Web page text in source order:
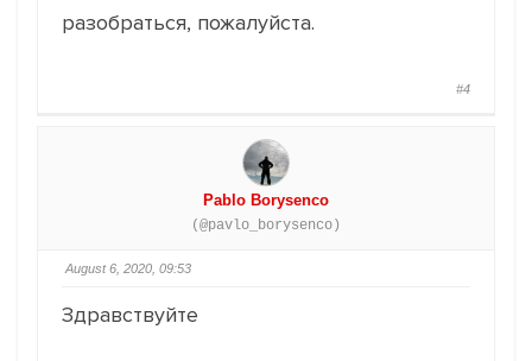
разобраться, пожалуйста.
#4
Pablo Borysenco
(@pavlo_borysenco)
August 6, 2020, 09:53
Здравствуйте